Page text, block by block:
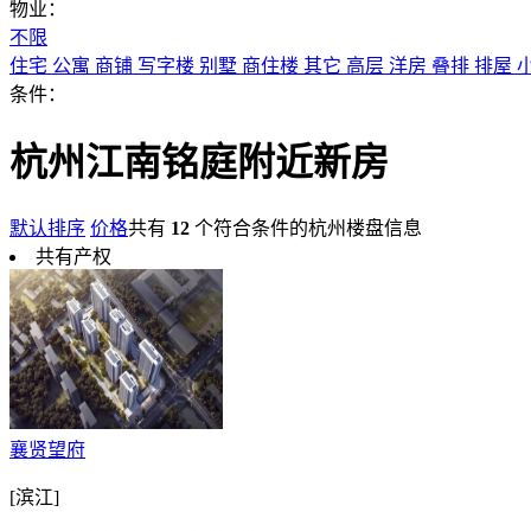
物业：
不限
住宅 公寓 商铺 写字楼 别墅 商住楼 其它 高层 洋房 叠排 排屋
条件：
杭州江南铭庭附近新房
默认排序 价格共有 12 个符合条件的杭州楼盘信息
共有产权
襄贤望府
[滨江]